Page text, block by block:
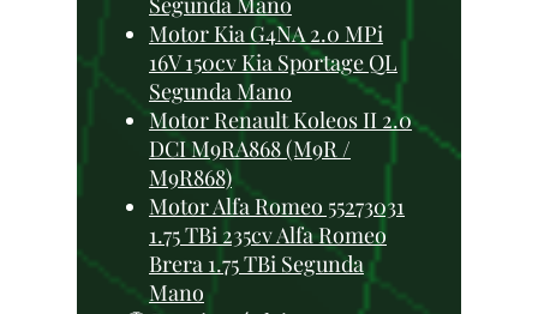
Motor Kia G4NA 2.0 MPi
16V 150cv Kia Sportage QL
Segunda Mano
Motor Renault Koleos II 2.0
DCI M9RA868 (M9R /
M9R868)
Motor Alfa Romeo 55273031
1.75 TBi 235cv Alfa Romeo
Brera 1.75 TBi Segunda
Mano